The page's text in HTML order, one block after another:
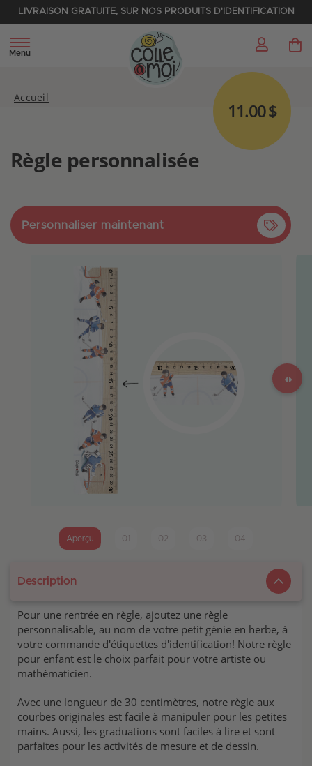
LIVRAISON GRATUITE, SUR NOS PRODUITS D'IDENTIFICATION
Menu
Accueil
Règle personnalisée
11.00 $
Personnaliser maintenant
Aperçu 01 02 03 04
Description
Pour une rentrée en règle, ajoutez une règle
personnalisable, au nom de votre petit génie en herbe, à
votre commande d'étiquettes d'identification! Notre règle
pour enfant est le choix parfait pour votre artiste ou
mathématicien.
Avec une longueur de 30 centimètres, notre règle aux
courbes originales est facile à manipuler pour les petites
mains. Aussi, les graduations sont faciles à lire et sont
parfaites pour les activités de mesure et de dessin.